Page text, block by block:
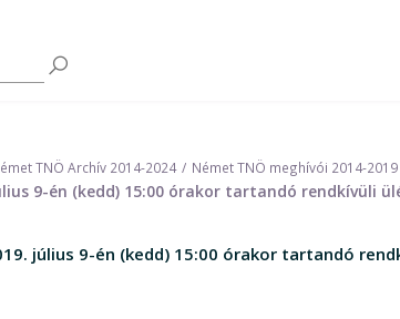
TNÖ Archív 2014-2024 Német TNÖ meghívói 2014-2019
9-én (kedd) 15:00 órakor tartandó rendkívüli
július 9-én (kedd) 15:00 órakor tartandó